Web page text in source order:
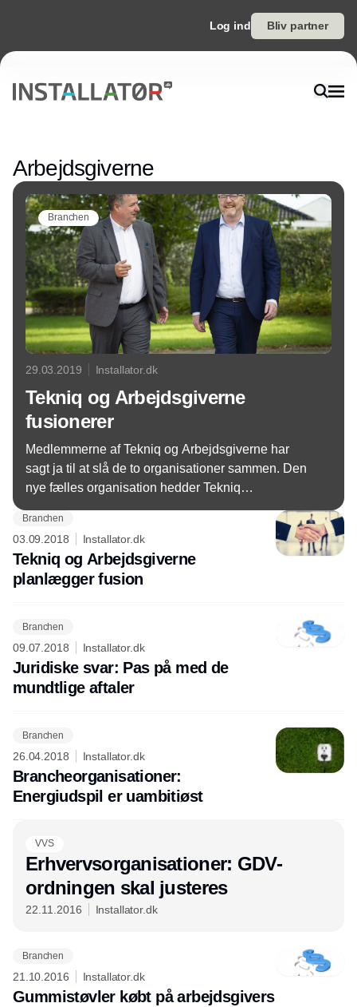
Log ind Bliv partner
Arbejdsgiverne
Branchen
29.03.2019 Installator.dk
Tekniq og Arbejdsgiverne
fusionerer
Medlemmerne af Tekniq og Arbejdsgiverne har
sagt ja til at slå de to organisationer sammen. Den
nye fælles organisation hedder Tekniq
landets fjerdestørste arbejdsgiverforening.
Branchen
03.09.2018 Installator.dk
Tekniq og Arbejdsgiverne
planlægger fusion
Branchen
09.07.2018 Installator.dk
Juridiske svar: Pas på med de
mundtlige aftaler
Branchen
26.04.2018 Installator.dk
Brancheorganisationer:
Energiudspil er uambitiøst
VVS
Erhvervsorganisationer: GDV-
ordningen skal justeres
22.11.2016 Installator.dk
Branchen
21.10.2016 Installator.dk
Gummistøvler købt på arbejdsgivers